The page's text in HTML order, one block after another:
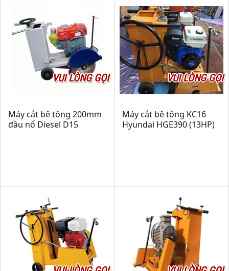
VUI LÒNG GỌI
Máy cắt bê tông 200mm
đầu nổ Diesel D15
VUI LÒNG GỌI
Máy cắt bê tông KC16
Hyundai HGE390 (13HP)